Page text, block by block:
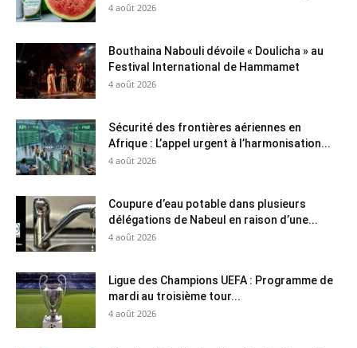
4 août 2026
Bouthaina Nabouli dévoile « Doulicha » au
Festival International de Hammamet
4 août 2026
Sécurité des frontières aériennes en
Afrique : L’appel urgent à l’harmonisation...
4 août 2026
Coupure d’eau potable dans plusieurs
délégations de Nabeul en raison d’une...
4 août 2026
Ligue des Champions UEFA : Programme de
mardi au troisième tour...
4 août 2026